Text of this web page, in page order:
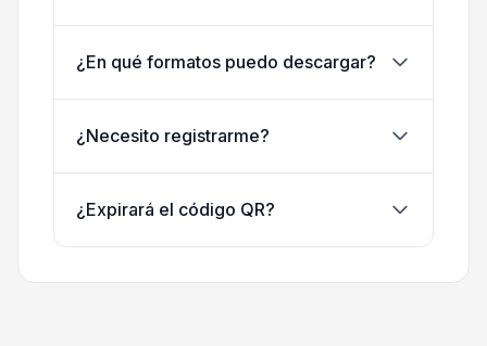
¿En qué formatos puedo descargar?
¿Necesito registrarme?
¿Expirará el código QR?